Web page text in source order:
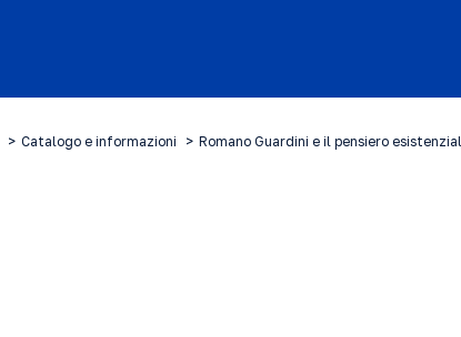
Catalogo e informazioni Romano Guardini e il pensiero